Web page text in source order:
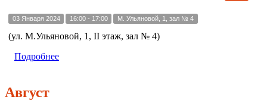
03 Января 2024 16:00 - 17:00 М. Ульяновой, 1, зал № 4
(ул. М.Ульяновой, 1, II этаж, зал № 4)
Подробнее
Август